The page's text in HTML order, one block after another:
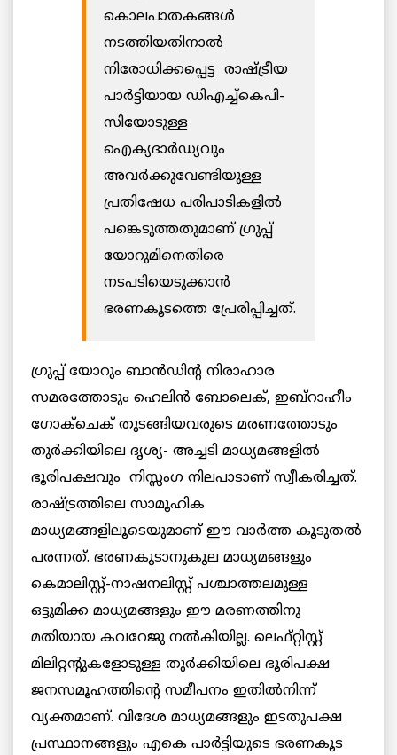
കൊലപാതകങ്ങൾ
നടത്തിയതിനാൽ
നിരോധിക്കപ്പെട്ട രാഷ്ട്രീയ
പാർട്ടിയായ ഡിഎച്ച്കെപി-
സിയോടുള്ള
ഐക്യദാർഡ്യവും
അവർക്കുവേണ്ടിയുള്ള
പ്രതിഷേധ പരിപാടികളിൽ
പങ്കെടുത്തതുമാണ് ഗ്രുപ്പ്
യോറുമിനെതിരെ
നടപടിയെടുക്കാൻ
ഭരണകൂടത്തെ പ്രേരിപ്പിച്ചത്.
ഗ്രുപ്പ് യോറും ബാൻഡിൻ്റ നിരാഹാര
സമരത്തോടും ഹെലിൻ ബോലെക്, ഇബ്റാഹീം
ഗോക്ചെക് തുടങ്ങിയവരുടെ മരണത്തോടും
തുർക്കിയിലെ ദൃശ്യ- അച്ചടി മാധ്യമങ്ങളിൽ
ഭൂരിപക്ഷവും നിസ്സംഗ നിലപാടാണ് സ്വീകരിച്ചത്.
രാഷ്ട്രത്തിലെ സാമൂഹിക
മാധ്യമങ്ങളിലൂടെയുമാണ് ഈ വാർത്ത കൂടുതൽ
പരന്നത്. ഭരണകൂടാനുകൂല മാധ്യമങ്ങളും
കെമാലിസ്റ്റ്-നാഷനലിസ്റ്റ് പശ്ചാത്തലമുള്ള
ഒട്ടുമിക്ക മാധ്യമങ്ങളും ഈ മരണത്തിനു
മതിയായ കവറേജു നൽകിയില്ല. ലെഫ്റ്റിസ്റ്റ്
മിലിറ്റൻ്റുകളോടുള്ള തുര്‍ക്കിയിലെ ഭൂരിപക്ഷ
ജനസമൂഹത്തിൻ്റെ സമീപനം ഇതിൽനിന്ന്
വ്യക്തമാണ്. വിദേശ മാധ്യമങ്ങളും ഇടതുപക്ഷ
പ്രസ്ഥാനങ്ങളും എകെ പാർട്ടിയുടെ ഭരണകൂട